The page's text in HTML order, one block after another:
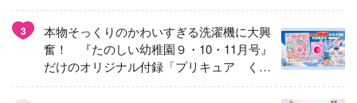
3
本物そっくりのかわいすぎる洗濯機に大興
奮！ 『たのしい幼稚園９・10・11月号』
だけのオリジナル付録「プリキュア くる
くるせんたくき」